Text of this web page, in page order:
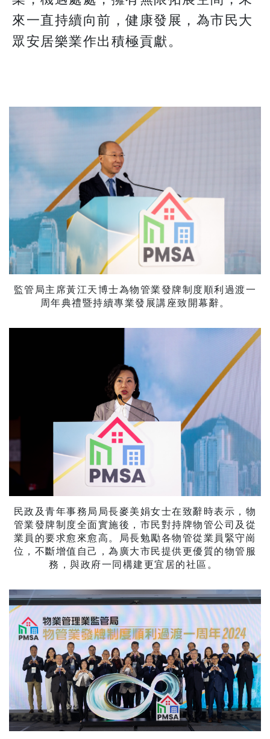
來一直持續向前，健康發展，為市民大
眾安居樂業作出積極貢獻。
監管局主席黃江天博士為物管業發牌制度順利過渡一
周年典禮暨持續專業發展講座致開幕辭。
民政及青年事務局局長麥美娟女士在致辭時表示，物
管業發牌制度全面實施後，市民對持牌物管公司及從
業員的要求愈來愈高。局長勉勵各物管從業員緊守崗
位，不斷增值自己，為廣大市民提供更優質的物管服
務，與政府一同構建更宜居的社區。